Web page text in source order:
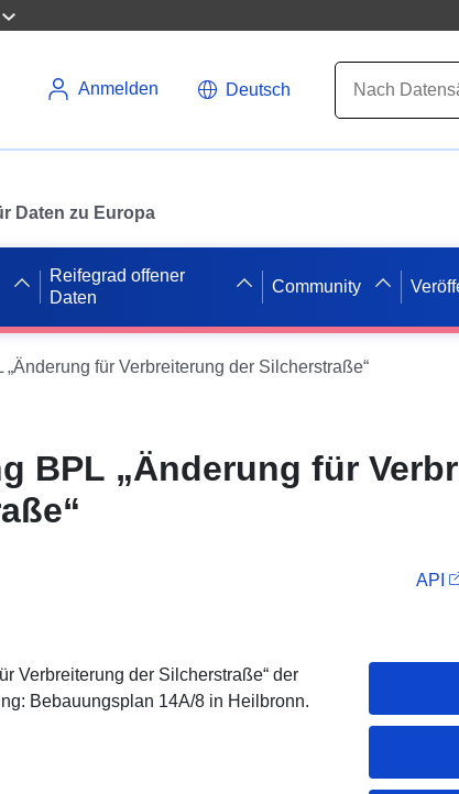
Anmelden Deutsch
Daten zu Europa
Reifegrad offener
Daten
Community
für Verbreiterung der Silcherstraße“
BPL „Änderung für
API
Verbreiterung der Silcherstraße“ der
Bebauungsplan 14A/8 in Heilbronn.